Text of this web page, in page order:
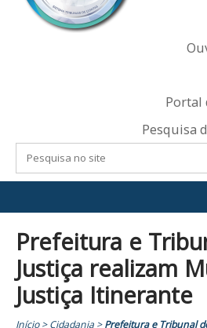
Portal
Pesquisa
Prefeitura e
Justiça realizam
Justiça Itinerante
Início>Cidadania >Prefeitura e Tribunal